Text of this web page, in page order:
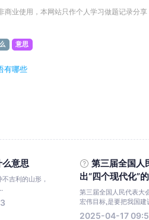
商业使用，本网站只作个人学习做题记录分享
意思
有哪些
么意思
吉利的山形，
第三届全国人
出“四个现代化”
第三届全国人民代表大
宏伟目标,是要把我国建
2025-04-17